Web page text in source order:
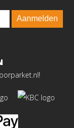
Aanmelden